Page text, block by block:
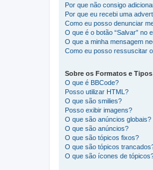
Por que não consigo
Por que eu recebi uma
Como eu posso denunciar
O que é o botão “Salvar” no
O que a minha mensagem
Como eu posso ressuscitar
Sobre os Formatos e
O que é BBCode?
Posso utilizar HTML?
O que são smilies?
Posso exibir imagens?
O que são anúncios globais?
O que são anúncios?
O que são tópicos fixos?
O que são tópicos
O que são ícones de